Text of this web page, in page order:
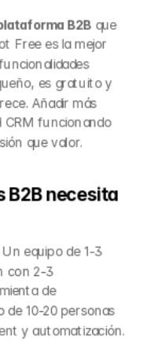
B2B que
Free es la mejor
es gratuito y
Añadir más
CRM funcionando
que valor.
B2B necesita
equipo de 1-3
personas puede funcionar bien con 2-3
de
de 10-20 personas
y automatización.